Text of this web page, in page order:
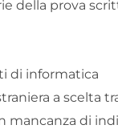
della prova
di informatica
a scelta
mancanza di